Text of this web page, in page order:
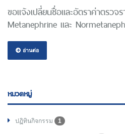
ขอแจ้งเปลี่ยนชื่อและอัตราค่าตรวจ
Metanephrine และ
อ่านต่อ
หมวดหมู่
ปฏิทินกิจกรรม 1